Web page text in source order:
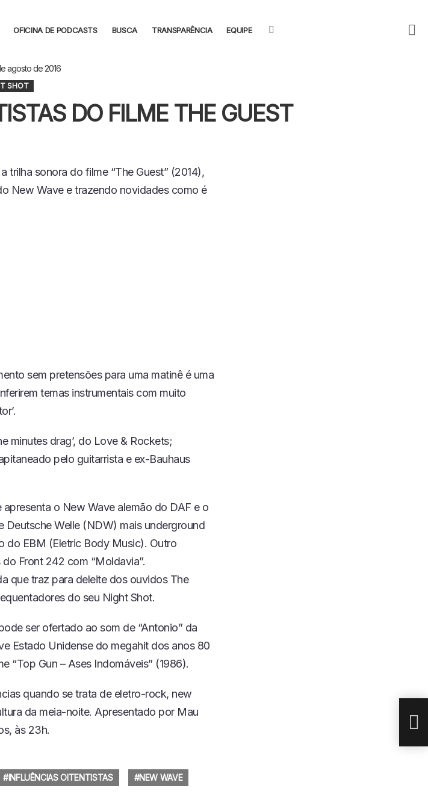
OFICINA DE PODCASTS BUSCA TRANSPARÊNCIA EQUIPE
agosto de 2016
SHOT
DO FILME THE GUEST
trilha sonora do filme “The Guest” (2014),
New Wave e trazendo novidades como é
sem pretensões para uma matinê é uma
temas instrumentais com muito
minutes drag’, do Love & Rockets;
pelo guitarrista e ex-Bauhaus
o New Wave alemão do DAF e o
Deutsche Welle (NDW) mais underground
do EBM (Eletric Body Music). Outro
Front 242 com “Moldavia”.
que traz para deleite dos ouvidos The
do seu Night Shot.
ser ofertado ao som de “Antonio” da
Estado Unidense do megahit dos anos 80
“Top Gun – Ases Indomáveis” (1986).
quando se trata de eletro-rock, new
da meia-noite. Apresentado por Mau
às 23h.
INFLUÊNCIAS OITENTISTAS NEW WAVE